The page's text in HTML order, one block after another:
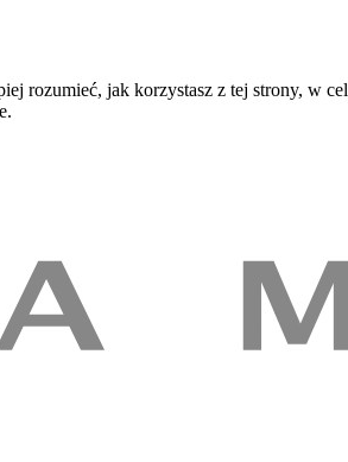
rozumieć, jak korzystasz z tej strony, w